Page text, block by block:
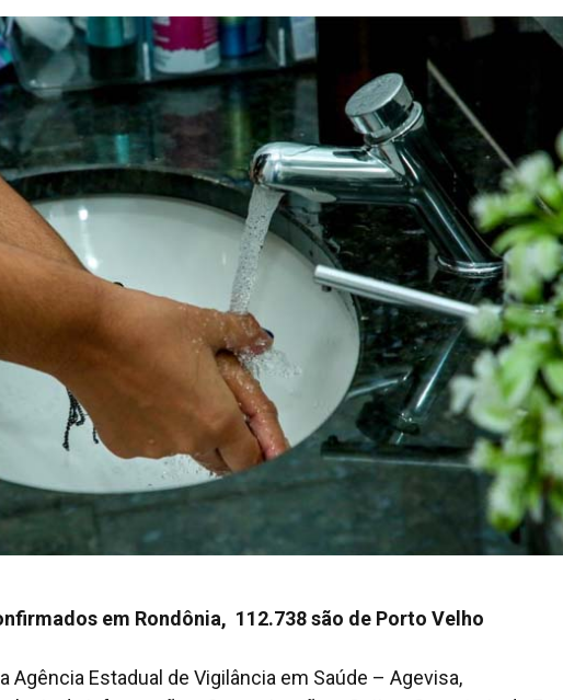
em Rondônia, 112.738 são de Porto Velho
Agência Estadual de Vigilância em Saúde – Agevisa,